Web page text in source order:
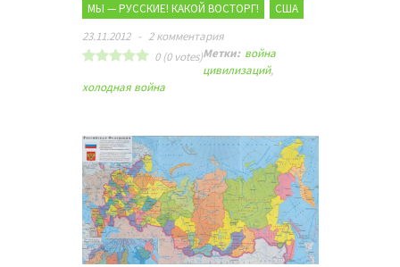
МЫ — РУССКИЕ! КАКОЙ ВОСТОРГ!
США
23.11.2012 - 2 комментария
0(0votes)Метки: война
цивилизаций,
холодная война